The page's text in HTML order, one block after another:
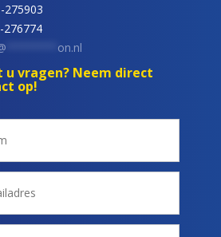
275903
276774
on.nl
u vragen? Neem direct
op!